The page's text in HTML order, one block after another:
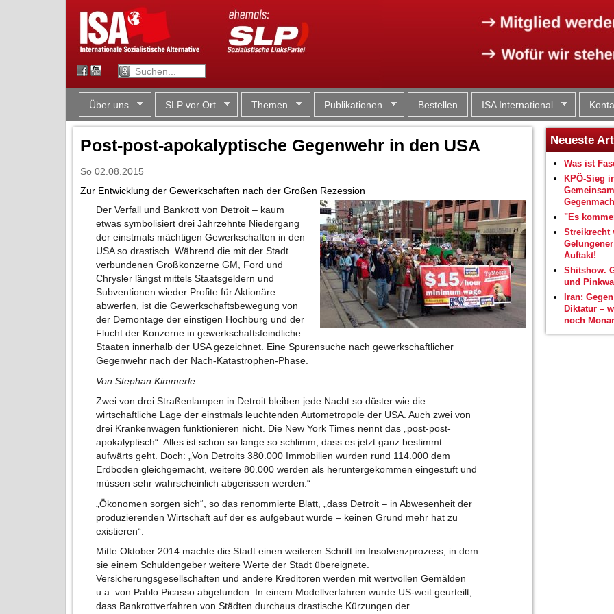
Über uns SLP vor Ort Themen Publikationen Bestellen ISA International
Post-post-apokalyptische Gegenwehr in den USA
So 02.08.2015
Zur Entwicklung der Gewerkschaften nach der Großen Rezession
Der Verfall und Bankrott von Detroit – kaum
etwas symbolisiert drei Jahrzehnte Niedergang
der einstmals mächtigen Gewerkschaften in den
USA so drastisch. Während die mit der Stadt
verbundenen Großkonzerne GM, Ford und
Chrysler längst mittels Staatsgeldern und
Subventionen wieder Profite für Aktionäre
abwerfen, ist die Gewerkschaftsbewegung von
der Demontage der einstigen Hochburg und der
Flucht der Konzerne in gewerkschaftsfeindliche
Staaten innerhalb der USA gezeichnet. Eine Spurensuche nach gewerkschaftlicher
Gegenwehr nach der Nach-Katastrophen-Phase.
Von Stephan Kimmerle
Zwei von drei Straßenlampen in Detroit bleiben jede Nacht so düster wie die
wirtschaftliche Lage der einstmals leuchtenden Autometropole der USA. Auch zwei von
drei Krankenwägen funktionieren nicht. Die New York Times nennt das „post-post-
apokalyptisch“: Alles ist schon so lange so schlimm, dass es jetzt ganz bestimmt
aufwärts geht. Doch: „Von Detroits 380.000 Immobilien wurden rund 114.000 dem
Erdboden gleichgemacht, weitere 80.000 werden als heruntergekommen eingestuft und
müssen sehr wahrscheinlich abgerissen werden.“
„Ökonomen sorgen sich“, so das renommierte Blatt, „dass Detroit – in Abwesenheit der
produzierenden Wirtschaft auf der es aufgebaut wurde – keinen Grund mehr hat zu
existieren“.
Mitte Oktober 2014 machte die Stadt einen weiteren Schritt im Insolvenzprozess, in dem
sie einem Schuldengeber weitere Werte der Stadt übereignete.
Versicherungsgesellschaften und andere Kreditoren werden mit wertvollen Gemälden
u.a. von Pablo Picasso abgefunden. In einem Modellverfahren wurde US-weit geurteilt,
dass Bankrottverfahren von Städten durchaus drastische Kürzungen der
Neueste
Was ist
KPÖ-Sieg
"Es
Streikrecht
Auftakt!
Shitshow.
und
Iran:
Diktatur –
noch